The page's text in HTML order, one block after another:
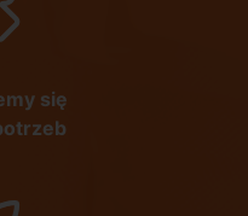
się